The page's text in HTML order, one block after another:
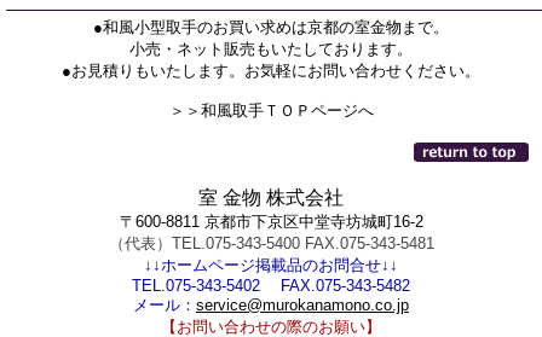
●和風小型取手のお買い求めは京都の室金物まで。
小売・ネット販売もいたしております。
●お見積りもいたします。お気軽にお問い合わせください。
＞＞和風取手ＴＯＰページへ
室 金物 株式会社
〒600-8811 京都市下京区中堂寺坊城町16-2
（代表）TEL.075-343-5400 FAX.075-343-5481
↓↓ホームページ掲載品のお問合せ↓↓
TEL.075-343-5402 FAX.075-343-5482
メール： service@murokanamono.co.jp
【お問い合わせの際のお願い】